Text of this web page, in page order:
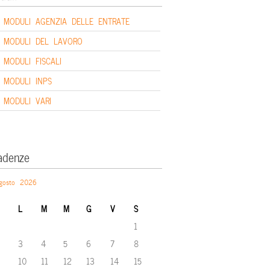
MODULI AGENZIA DELLE ENTRATE
MODULI DEL LAVORO
MODULI FISCALI
MODULI INPS
MODULI VARI
2026
L M M G V S
1
3 4 5 6 7
8
10 11 12 13 14
15